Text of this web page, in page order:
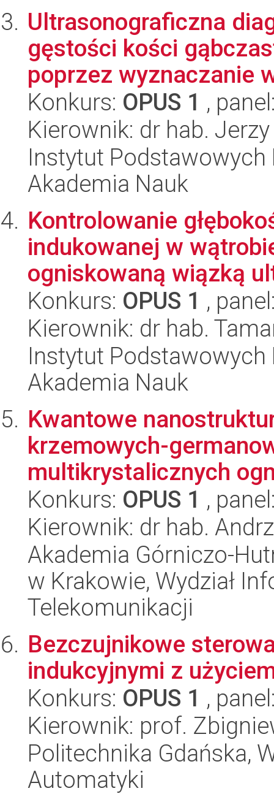
Ultrasonograficzna
gęstości kości
poprzez wyznaczanie
Konkurs: OPUS 1 ,
Kierownik: dr hab.
Instytut
Akademia Nauk
Kontrolowanie
indukowanej w
ogniskowaną wiązką
Konkurs: OPUS 1 ,
Kierownik: dr hab.
Instytut
Akademia Nauk
Kwantowe
krzemowych-
multikrystalicznych
Konkurs: OPUS 1 ,
Kierownik: dr hab.
Akademia Górniczo-
w Krakowie, Wydział
Telekomunikacji
Bezczujnikowe
indukcyjnymi z
Konkurs: OPUS 1 ,
Kierownik: prof.
Politechnika Gdańska,
Automatyki